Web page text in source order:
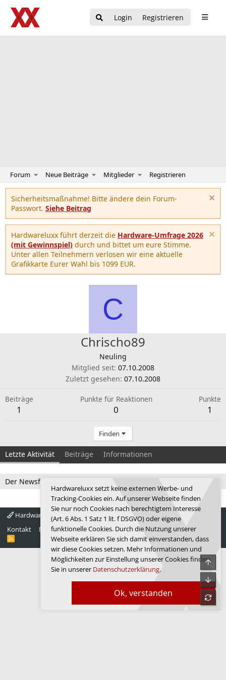
Login Registrieren
Forum Neue Beiträge Mitglieder Registrieren
Sicherheitsmaßnahme! Bitte ändere dein Forum-
Passwort. Siehe Beitrag
Hardwareluxx führt derzeit die Hardware-Umfrage 2026
(mit Gewinnspiel) durch und bittet um eure Stimme.
Unter allen Teilnehmern verlosen wir eine aktuelle
Grafikkarte Eurer Wahl bis 1099 EUR.
C
Chrischo89
Neuling
Mitglied seit 07.10.2008
Zuletzt gesehen 07.10.2008
Beiträge
1
Punkte für Reaktionen
0
Punkte
1
Finden
Letzte Aktivität Beiträge Informationen
Der Newsfeed ist zur Zeit leer.
Hardwareluxx 4.0
Deutsch
Kontakt
Nutzungsbedingungen Datenschutz Hilfe Startseite
R
Ok, verstanden
Hardwareluxx setzt keine externen Werbe- und
Tracking-Cookies ein. Auf unserer Webseite finden
Sie nur noch Cookies nach berechtigtem Interesse
(Art. 6 Abs. 1 Satz 1 lit. f DSGVO) oder eigene
funktionelle Cookies. Durch die Nutzung unserer
Webseite erklären Sie sich damit einverstanden, dass
wir diese Cookies setzen. Mehr Informationen und
Möglichkeiten zur Einstellung unserer Cookies finden
Sie in unserer Datenschutzerklärung.